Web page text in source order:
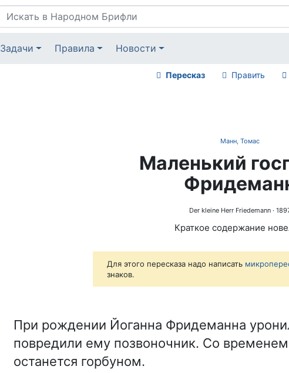
Задачи Правила Новости
Пересказ Править
Манн, Томас
Маленький
Der kleine Herr Friedemann·
Краткое содержание
Для этого пересказа надо написать
знаков.
При рождении Йоганна Фридеманна
повредили ему позвоночник. Со
останется горбуном.